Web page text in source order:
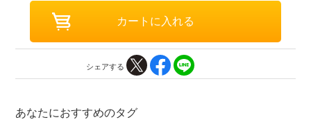
シェアする
あなたにおすすめのタグ